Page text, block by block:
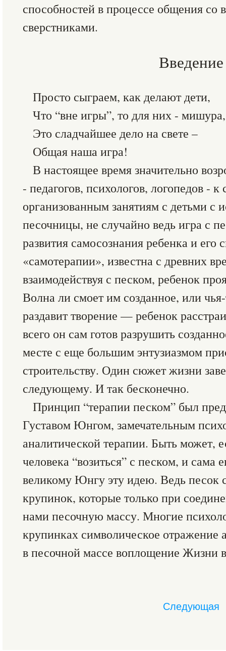
способностей в процессе общения со
сверстниками.
Введение
Просто сыграем, как делают дети,
Что “вне игры”, то для них - мишура,
Это сладчайшее дело на свете –
Общая наша игра!
В настоящее время значительно
- педагогов, психологов, логопедов - к
организованным занятиям с детьми с
песочницы, не случайно ведь игра с
развития самосознания ребенка и его
«самотерапии», известна с древних
взаимодействуя с песком, ребенок
Волна ли смоет им созданное, или
раздавит творение — ребенок
всего он сам готов разрушить
месте с еще большим энтузиазмом
строительству. Один сюжет жизни
следующему. И так бесконечно.
Принцип “терапии песком” был
Густавом Юнгом, замечательным
аналитической терапии. Быть может,
человека “возиться” с песком, и сама
великому Юнгу эту идею. Ведь песок
крупинок, которые только при
нами песочную массу. Многие
крупинках символическое отражение
в песочной массе воплощение Жизни
Следующая